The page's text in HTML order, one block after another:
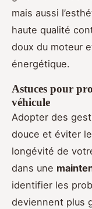
mais aussi
haute qualité
doux du moteur
énergétique.
Astuces pour
véhicule
Adopter des
douce et éviter
longévité de
dans une
identifier les
deviennent plus